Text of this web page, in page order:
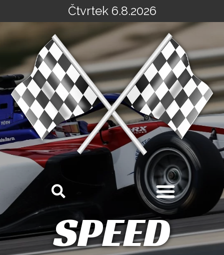
na
Čtvrtek 6.8.2026
SPEED